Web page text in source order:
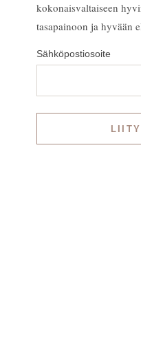
kokonaisvaltaiseen
tasapainoon ja hyvään
Sähköpostiosoite